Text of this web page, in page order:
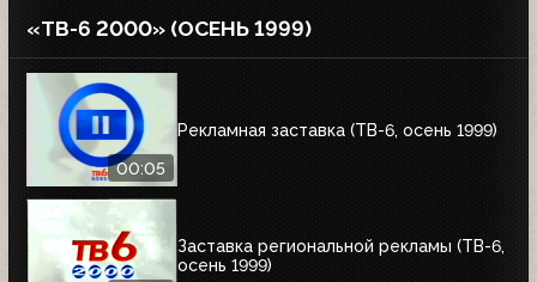
«ТВ-6 2000» (ОСЕНЬ 1999)
00:05
Рекламная заставка (ТВ-6, осень 1999)
Заставка региональной рекламы (ТВ-6,
осень 1999)